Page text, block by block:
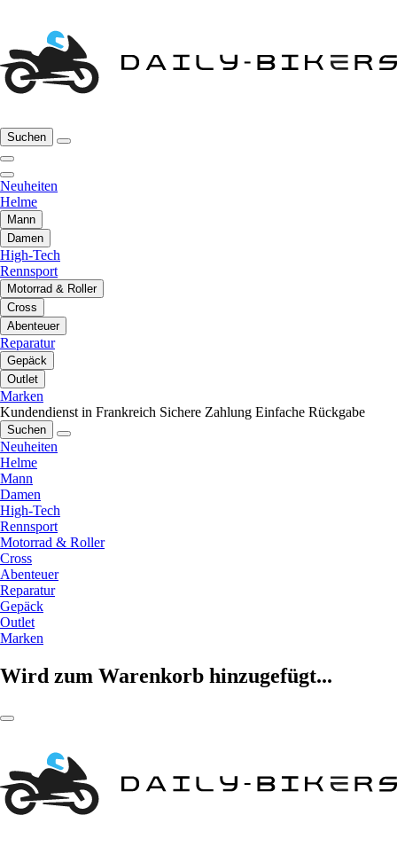
Suchen
Neuheiten
Helme
Mann
Damen
High-Tech
Rennsport
Motorrad & Roller
Cross
Abenteuer
Reparatur
Gepäck
Outlet
Marken
Kundendienst in Frankreich Sichere Zahlung Einfache Rückgabe
Suchen
Neuheiten
Helme
Mann
Damen
High-Tech
Rennsport
Motorrad & Roller
Cross
Abenteuer
Reparatur
Gepäck
Outlet
Marken
Wird zum Warenkorb hinzugefügt...